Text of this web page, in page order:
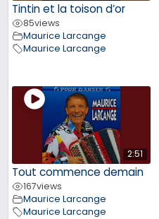
Tintin et la toison d’or
85views
Maurice Larcange
Maurice Larcange
2:51
Tout commence demain
167views
Maurice Larcange
Maurice Larcange